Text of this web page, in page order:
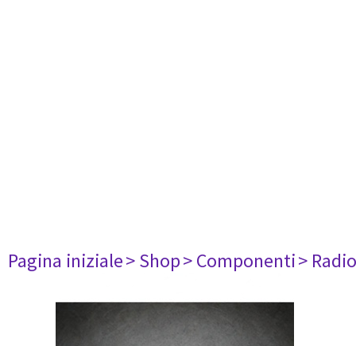
Pagina iniziale> Shop> Componenti>